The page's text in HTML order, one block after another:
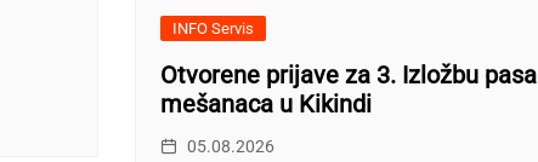
INFO Servis
Otvorene prijave za 3. Izložbu pasa
mešanaca u Kikindi
05.08.2026